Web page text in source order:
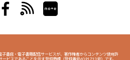
子書店・電子書籍配信サービスが、著作権者からコンテンツ使用許